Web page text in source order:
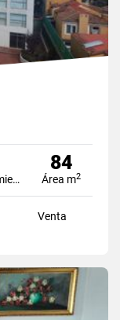
Estacionamiento
84
Área m2
Venta